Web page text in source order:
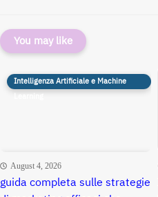
You may like
Intelligenza Artificiale e Machine
Learning
August 4, 2026
guida completa sulle strategie